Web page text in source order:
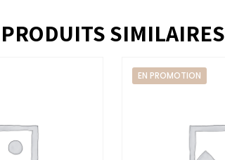
PRODUITS SIMILAIRES
EN PROMOTION